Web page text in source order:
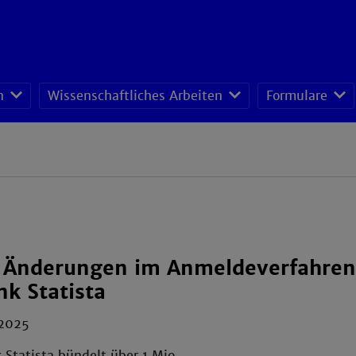
Wissenschaftliches Arbeiten Formulare
im
Statista